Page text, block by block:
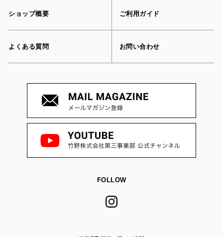
ショップ概要 ご利用ガイド
よくある質問 お問い合わせ
FOLLOW